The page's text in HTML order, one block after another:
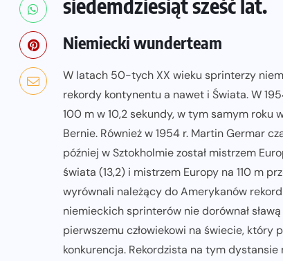
siedemdziesiąt sześć lat.
Niemiecki wunderteam
W latach 50-tych XX wieku sprinterzy
rekordy kontynentu a nawet i Świata. W
100 m w 10,2 sekundy, w tym samym
Bernie. Również w 1954 r. Martin Germar
później w Sztokholmie został mistrzem
świata (13,2) i mistrzem Europy na 110 m
wyrównali należący do Amerykanów
niemieckich sprinterów nie dorównał
pierwszemu człowiekowi na świecie, który
konkurencja. Rekordzista na tym